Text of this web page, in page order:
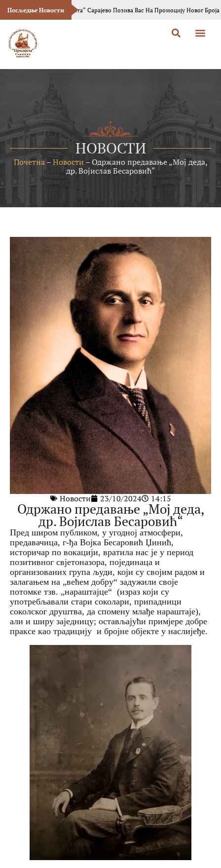
Посљедње НовостиСарајево Позива Вас На Промоцију Новог Броја Часописа
НОВОСТИ
Почетна–Новости–Одржано предавање „Мој деда,
др. Војислав Бесаровић“
Новости 23/10/2024 14:15
Одржано предавање „Мој деда,
др. Војислав Бесаровић“
Пред широм публиком, у угодној атмосфери,
предавачица, г-ђа Војка Бесаровић Џинић,
историчар по вокацији, вратила нас је у период
позитивног свјетоназора, појединаца и
организованих група људи, који су својим радом и
залагањем на „већем добру“ задужили своје
потомке тзв. „нараштајце“ (израз који су
употребљавали стари соколари, припадници
соколског друштва, да спомену млађе нараштаје),
али и ширу заједницу; остављајући примјере добре
праксе као традицију и бројне објекте у наслијеђе.